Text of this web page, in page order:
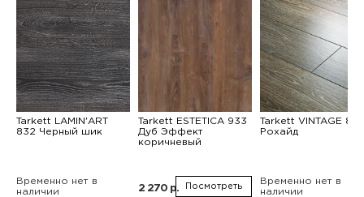
Tarkett LAMIN'ART
832 Черный шик
Временно нет в
наличии
Tarkett ESTETICA 933
Дуб Эффект
коричневый
2 270 р. Посмотреть
Tarkett VINTAGE 832
Рохайд
Временно нет в
наличии